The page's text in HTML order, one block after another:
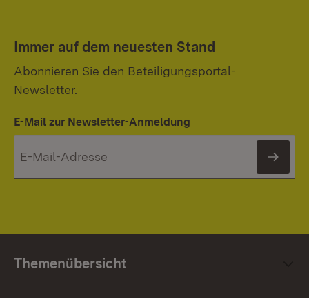
Immer auf dem neuesten Stand
Abonnieren Sie den Beteiligungsportal-
Newsletter.
E-Mail zur Newsletter-Anmeldung
Themenübersicht